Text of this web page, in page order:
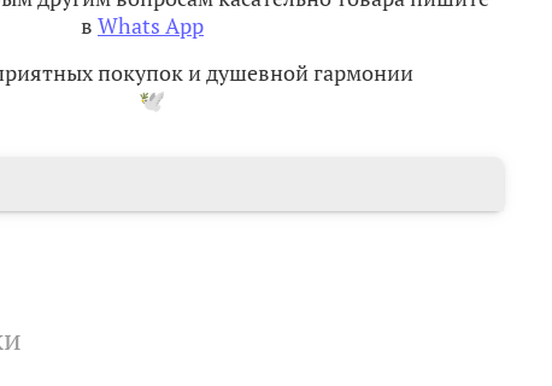
в Whats App
покупок и душевной гармонии